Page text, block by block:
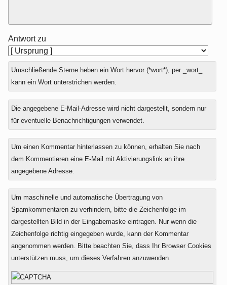
Antwort zu
Umschließende Sterne heben ein Wort hervor (*wort*), per _wort_
kann ein Wort unterstrichen werden.
Die angegebene E-Mail-Adresse wird nicht dargestellt, sondern nur
für eventuelle Benachrichtigungen verwendet.
Um einen Kommentar hinterlassen zu können, erhalten Sie nach
dem Kommentieren eine E-Mail mit Aktivierungslink an ihre
angegebene Adresse.
Um maschinelle und automatische Übertragung von
Spamkommentaren zu verhindern, bitte die Zeichenfolge im
dargestellten Bild in der Eingabemaske eintragen. Nur wenn die
Zeichenfolge richtig eingegeben wurde, kann der Kommentar
angenommen werden. Bitte beachten Sie, dass Ihr Browser Cookies
unterstützen muss, um dieses Verfahren anzuwenden.